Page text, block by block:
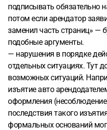
подписывать обязательно
потом если арендатор
заменил часть страниц» —
подобные аргументы.
— нарушения в порядке
отдельных ситуациях. Тут
возможных ситуаций.
изъятие авто
оформления
последствия такого
формальных оснований